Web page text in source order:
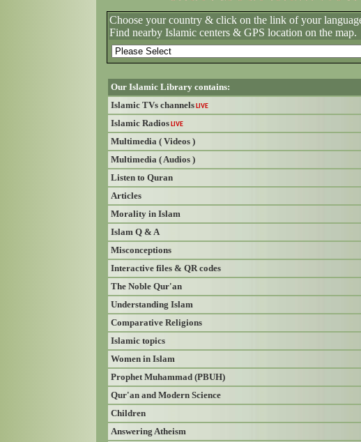
Choose your country & click on the link of your
Find nearby Islamic centers & GPS location on the map.
Our Islamic Library contains:
Islamic TVs channels LIVE
Islamic Radios LIVE
Multimedia ( Videos )
Multimedia ( Audios )
Listen to Quran
Articles
Morality in Islam
Islam Q & A
Misconceptions
Interactive files & QR codes
The Noble Qur'an
Understanding Islam
Comparative Religions
Islamic topics
Women in Islam
Prophet Muhammad (PBUH)
Qur'an and Modern Science
Children
Answering Atheism